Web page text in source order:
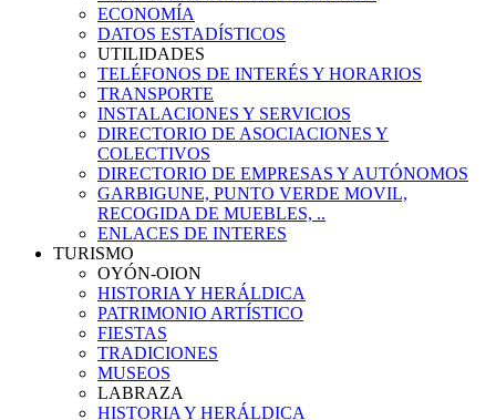
ECONOMÍA
DATOS ESTADÍSTICOS
UTILIDADES
TELÉFONOS DE INTERÉS Y HORARIOS
TRANSPORTE
INSTALACIONES Y SERVICIOS
DIRECTORIO DE ASOCIACIONES Y
COLECTIVOS
DIRECTORIO DE EMPRESAS Y AUTÓNOMOS
GARBIGUNE, PUNTO VERDE MOVIL,
RECOGIDA DE MUEBLES, ..
ENLACES DE INTERES
TURISMO
OYÓN-OION
HISTORIA Y HERÁLDICA
PATRIMONIO ARTÍSTICO
FIESTAS
TRADICIONES
MUSEOS
LABRAZA
HISTORIA Y HERÁLDICA